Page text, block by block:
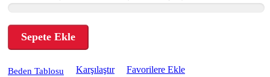
Sepete Ekle
Beden Tablosu Karşılaştır Favorilere Ekle